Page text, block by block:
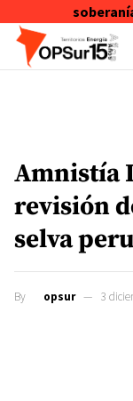
Skip to content
Amnistía
revisión
selva
By opsur 3